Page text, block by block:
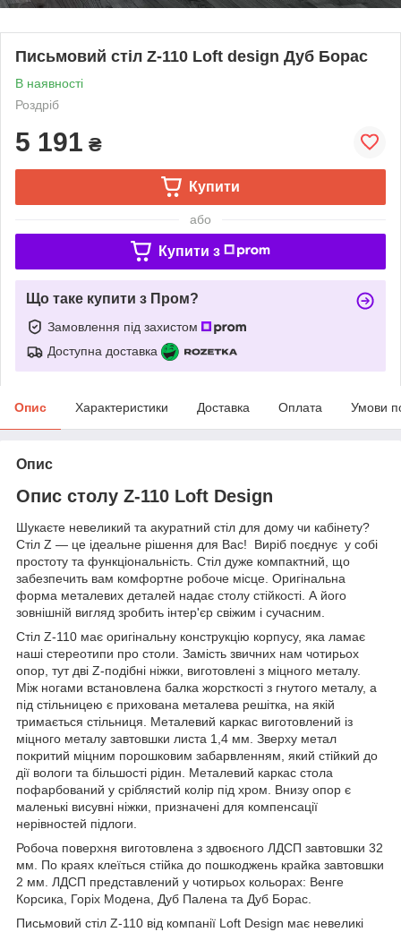
Письмовий стіл Z-110 Loft design Дуб Борас
В наявності
Роздріб
5 191 ₴
Купити
або
Купити з
Що таке купити з Пром?
Замовлення під захистом
Доступна доставка
Опис Характеристики Доставка Оплата Умови
Опис
Опис столу Z-110 Loft Design
Шукаєте невеликий та акуратний стіл для дому чи кабінету?
Стіл Z — це ідеальне рішення для Вас! Виріб поєднує у собі
простоту та функціональність. Стіл дуже компактний, що
забезпечить вам комфортне робоче місце. Оригінальна
форма металевих деталей надає столу стійкості. А його
зовнішній вигляд зробить інтер'єр свіжим і сучасним.
Стіл Z-110 має оригінальну конструкцію корпусу, яка ламає
наші стереотипи про столи. Замість звичних нам чотирьох
опор, тут дві Z-подібні ніжки, виготовлені з міцного металу.
Між ногами встановлена балка жорсткості з гнутого металу, а
під стільницею є прихована металева решітка, на якій
тримається стільниця. Металевий каркас виготовлений із
міцного металу завтовшки листа 1,4 мм. Зверху метал
покритий міцним порошковим забарвленням, який стійкий до
дії вологи та більшості рідин. Металевий каркас стола
пофарбований у сріблястий колір під хром. Внизу опор є
маленькі висувні ніжки, призначені для компенсації
нерівностей підлоги.
Робоча поверхня виготовлена з здвоєного ЛДСП завтовшки 32
мм. По краях клеїться стійка до пошкоджень крайка завтовшки
2 мм. ЛДСП представлений у чотирьох кольорах: Венге
Корсика, Горіх Модена, Дуб Палена та Дуб Борас.
Письмовий стіл Z-110 від компанії Loft Design має невеликі